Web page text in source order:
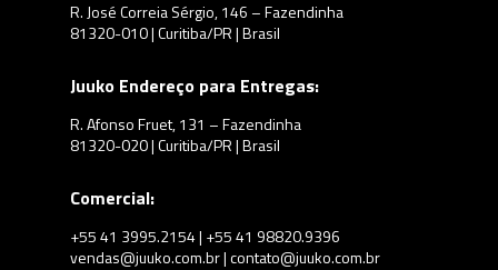
R. José Correia Sérgio, 146 – Fazendinha
81320-010 | Curitiba/PR | Brasil
Juuko Endereço para Entregas:
R. Afonso Fruet, 131 – Fazendinha
81320-020 | Curitiba/PR | Brasil
Comercial:
+55 41 3995.2154 | +55 41 98820.9396
vendas@juuko.com.br | contato@juuko.com.br